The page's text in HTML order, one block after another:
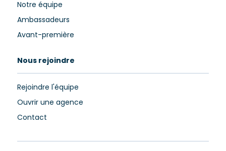
Notre équipe
Ambassadeurs
Avant-première
Nous rejoindre
Rejoindre l'équipe
Ouvrir une agence
Contact